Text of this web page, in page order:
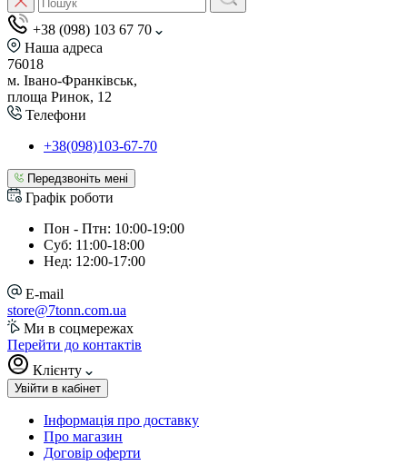
+38 (098) 103 67 70
Наша адреса
76018
м. Івано-Франківськ,
площа Ринок, 12
Телефони
+38(098)103-67-70
Передзвоніть мені
Графік роботи
Пон - Птн: 10:00-19:00
Суб: 11:00-18:00
Нед: 12:00-17:00
E-mail
store@7tonn.com.ua
Ми в соцмережах
Перейти до контактів
Клієнту
Увійти в кабінет
Інформація про доставку
Про магазин
Договір оферти